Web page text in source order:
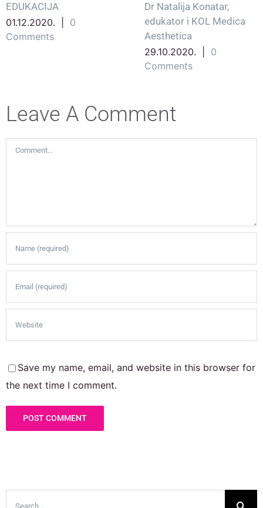
EDUKACIJA
01.12.2020.
0
Comments
Dr Natalija Konatar,
edukator i KOL Medica
Aesthetica
29.10.2020.
0
Comments
Leave A Comment
Comment
Save my name, email, and website in this browser for
the next time I comment.